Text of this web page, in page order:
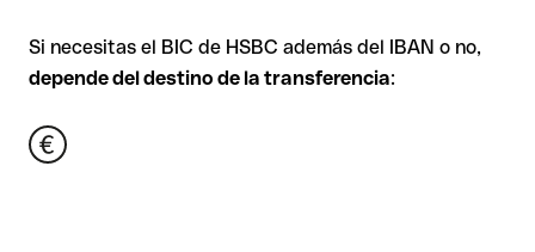
Si necesitas el BIC de HSBC además del IBAN o no,
depende del destino de la transferencia: